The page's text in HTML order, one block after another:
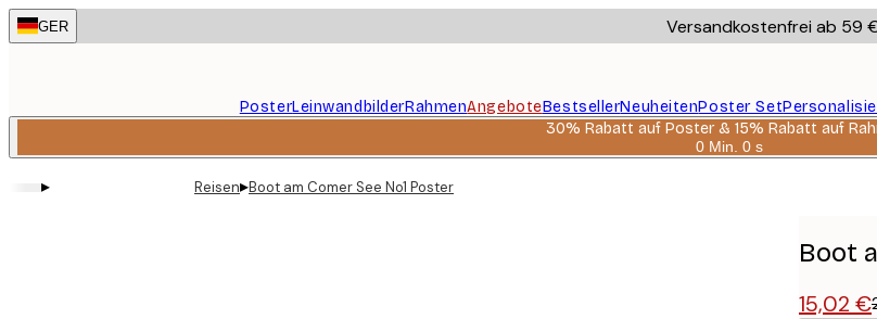
Skip
to
GER Versandkostenfrei ab 59
PosterLeinwandbilderRahmenAngeboteBestsellerNeuheitenPoster Set
30% Rabatt auf Poster & 15% Rabatt auf
0 Min. 0 s
Gültig
▸ Reisen▸Boot am Comer See No1 Poster
Boot
15,02 €